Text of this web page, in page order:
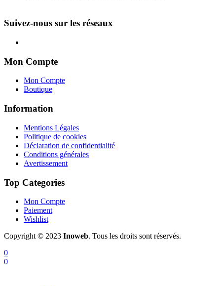
Suivez-nous sur les réseaux
Mon Compte
Mon Compte
Boutique
Information
Mentions Légales
Politique de cookies
Déclaration de confidentialité
Conditions générales
Avertissement
Top Categories
Mon Compte
Paiement
Wishlist
Copyright © 2023 Inoweb. Tous les droits sont réservés.
0
0